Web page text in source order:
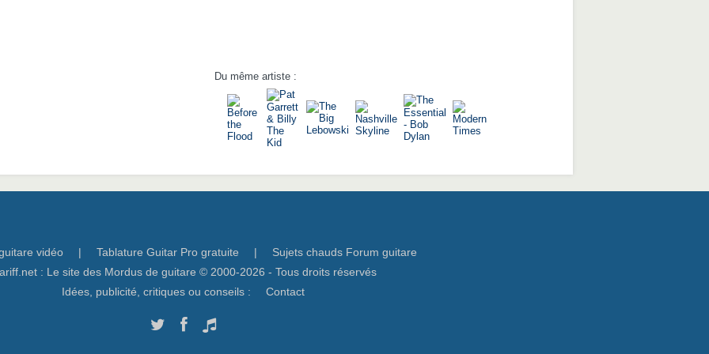
Du même artiste :
vidéo | Tablature Guitar Pro gratuite |
Sujets chauds Forum guitare
: Le site des Mordus de guitare © 2000-2026 - Tous droits réservés
Idées, publicité, critiques ou conseils :
Contact